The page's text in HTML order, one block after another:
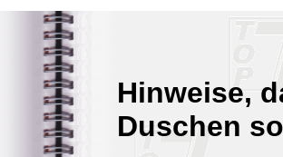
Hinweise,
Duschen